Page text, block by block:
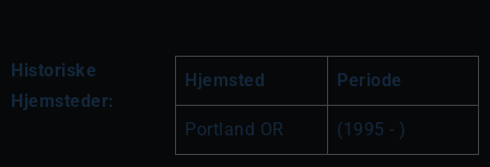
Historiske
Hjemsteder:
Hjemsted Periode
Portland OR (1995 - )